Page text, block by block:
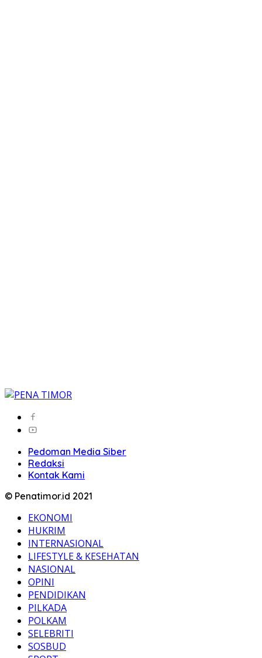
Pedoman Media Siber
Redaksi
Kontak Kami
© Penatimor.id 2021
EKONOMI
HUKRIM
INTERNASIONAL
LIFESTYLE & KESEHATAN
NASIONAL
OPINI
PENDIDIKAN
PILKADA
POLKAM
SELEBRITI
SOSBUD